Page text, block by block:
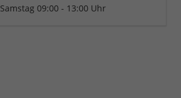
Samstag 09:00 - 13:00 Uhr